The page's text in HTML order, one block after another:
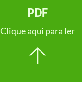
PDF
Clique aqui para ler